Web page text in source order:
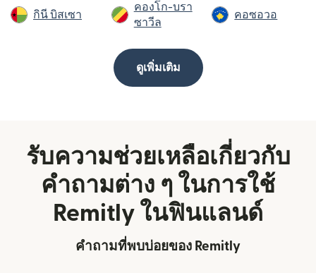
กินี บิสเซา
คองโก-บรา
ซาวีล
คอซอวอ
ดูเพิ่มเติม
รับความช่วยเหลือเกี่ยวกับ
คำถามต่าง ๆ ในการใช้
Remitly ในฟินแลนด์
คำถามที่พบบ่อยของ Remitly